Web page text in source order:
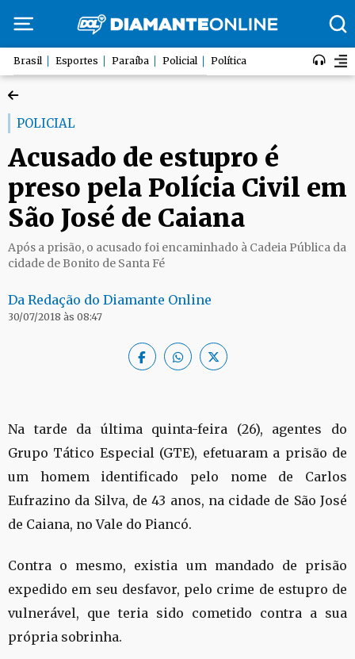
Brasil Esportes Paraíba Policial Política
POLICIAL
Acusado de estupro é
preso pela Polícia Civil em
São José de Caiana
Após a prisão, o acusado foi encaminhado à Cadeia Pública da
cidade de Bonito de Santa Fé
Da Redação do Diamante Online
30/07/2018 às 08:47
Na tarde da última quinta-feira (26), agentes do
Grupo Tático Especial (GTE), efetuaram a prisão de
um homem identificado pelo nome de Carlos
Eufrazino da Silva, de 43 anos, na cidade de São José
de Caiana, no Vale do Piancó.
Contra o mesmo, existia um mandado de prisão
expedido em seu desfavor, pelo crime de estupro de
vulnerável, que teria sido cometido contra a sua
própria sobrinha.